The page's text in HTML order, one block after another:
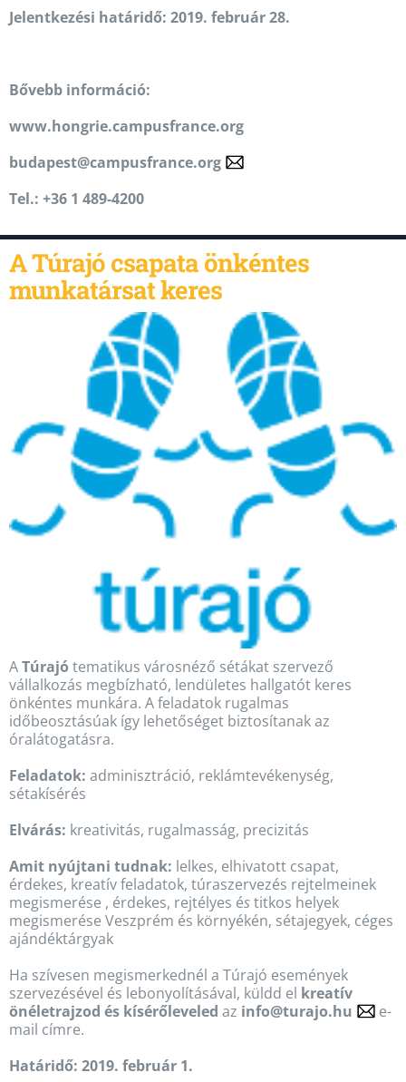
Jelentkezési határidő: 2019. február 28.
Bővebb információ:
www.hongrie.campusfrance.org
budapest@campusfrance.org
Tel.: +36 1 489-4200
A Túrajó csapata önkéntes
munkatársat keres
ATúrajó tematikus városnéző sétákat szervező
vállalkozás megbízható, lendületes hallgatót keres
önkéntes munkára. A feladatok rugalmas
időbeosztásúak így lehetőséget biztosítanak az
óralátogatásra.
Feladatok: adminisztráció, reklámtevékenység,
sétakísérés
Elvárás: kreativitás, rugalmasság, precizitás
Amit nyújtani tudnak: lelkes, elhivatott csapat,
érdekes, kreatív feladatok, túraszervezés rejtelmeinek
megismerése , érdekes, rejtélyes éstitkos helyek
megismerése Veszprém és környékén, sétajegyek, céges
ajándéktárgyak
Ha szívesen megismerkednél a Túrajó események
szervezésével és lebonyolításával, küldd el kreatív
önéletrajzod és kísérőleveled az info@turajo.hu
e-
mail címre.
Határidő: 2019. február 1.